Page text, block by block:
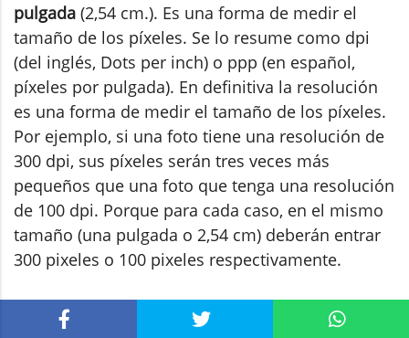
pulgada (2,54 cm.). Es una forma de medir el
tamaño de los píxeles. Se lo resume como dpi
(del inglés, Dots per inch) o ppp (en español,
píxeles por pulgada). En definitiva la resolución
es una forma de medir el tamaño de los píxeles.
Por ejemplo, si una foto tiene una resolución de
300 dpi, sus píxeles serán tres veces más
pequeños que una foto que tenga una resolución
de 100 dpi. Porque para cada caso, en el mismo
tamaño (una pulgada o 2,54 cm) deberán entrar
300 pixeles o 100 pixeles respectivamente.
Ahora bien,
el secreto para obtener mejor calidad